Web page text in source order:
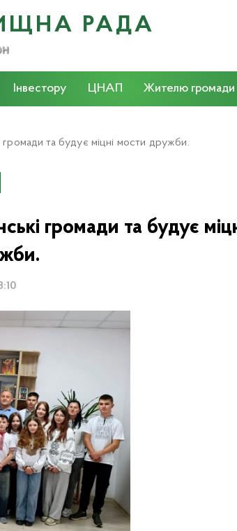
РАДА
Інвестору ЦНАП Жителю громади
громади та будує міцні мости дружби.
громади та будує